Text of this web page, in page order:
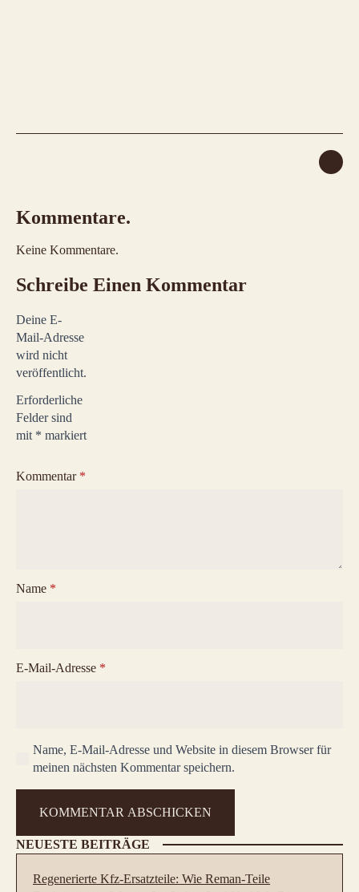
Kommentare.
Keine Kommentare.
Schreibe Einen Kommentar
Deine E-
Mail-Adresse
wird nicht
veröffentlicht.
Erforderliche
Felder sind
mit * markiert
Kommentar *
Name *
E-Mail-Adresse *
Name, E-Mail-Adresse und Website in diesem Browser für
meinen nächsten Kommentar speichern.
NEUESTE BEITRÄGE
Regenerierte Kfz-Ersatzteile: Wie Reman-Teile